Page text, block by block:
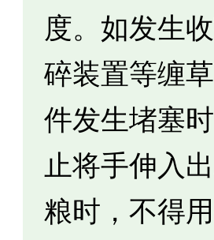
度。如发生
碎装置等缠
件发生堵塞
止将手伸入
粮时，不得